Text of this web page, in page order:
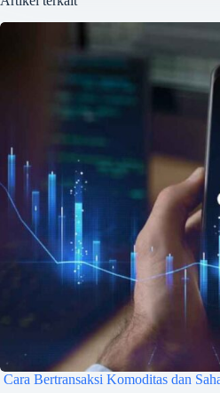
Cara Bertransaksi Komoditas dan